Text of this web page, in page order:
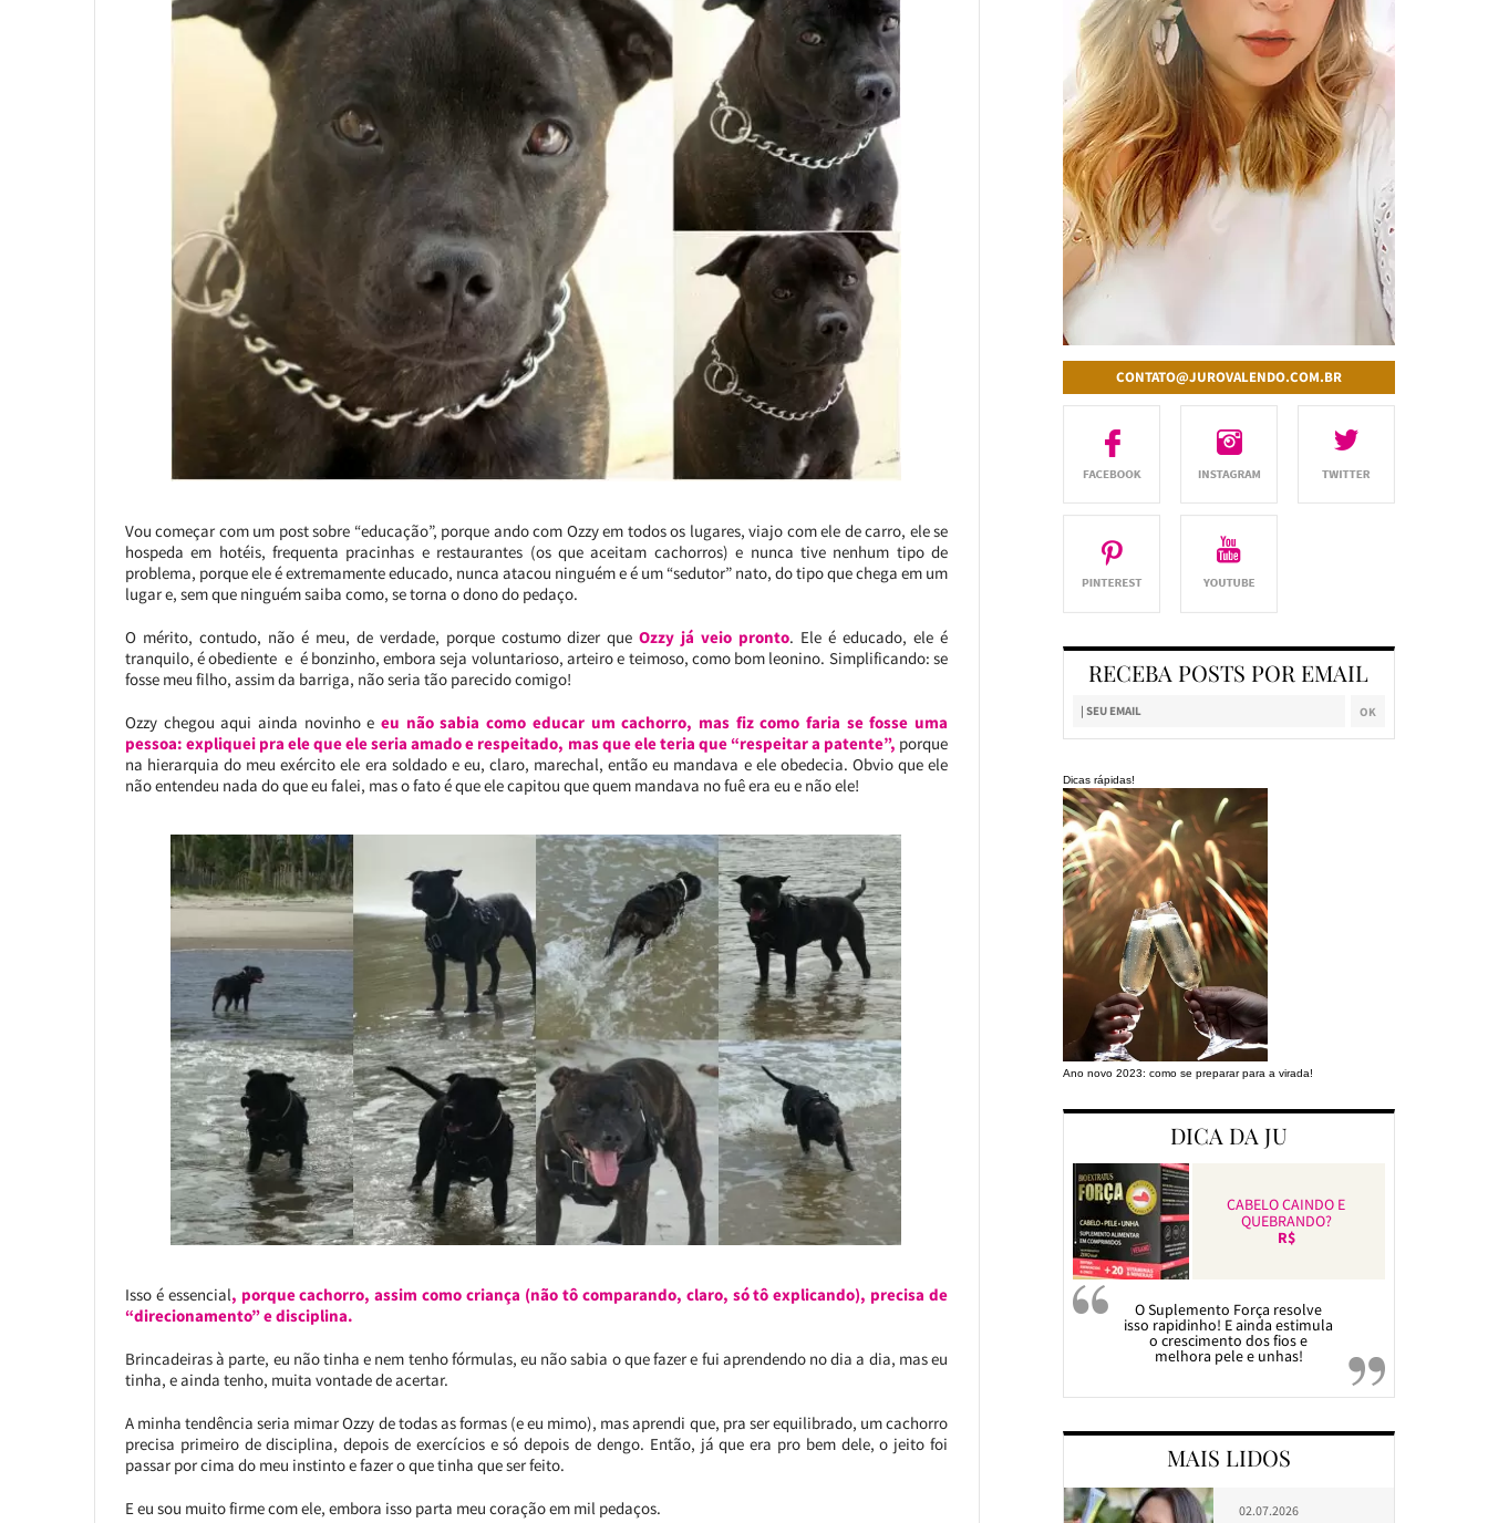
Vou começar com um post sobre “educação”, porque ando com Ozzy em todos os lugares, viajo com ele de carro, ele se
hospeda em hotéis, frequenta pracinhas e restaurantes (os que aceitam cachorros) e nunca tive nenhum tipo de
problema, porque ele é extremamente educado, nunca atacou ninguém e é um “sedutor” nato, do tipo que chega em um
lugar e, sem que ninguém saiba como, se torna o dono do pedaço.
O mérito, contudo, não é meu, de verdade, porque costumo dizer queOzzy já veio pronto. Ele é educado, ele é
tranquilo, é obediente e é bonzinho, embora seja voluntarioso, arteiro e teimoso, como bom leonino. Simplificando: se
fosse meu filho, assim da barriga, não seria tão parecido comigo!
Ozzy chegou aqui ainda novinho eeu não sabia como educar um cachorro, mas fiz como faria se fosse uma
pessoa: expliquei pra ele que ele seria amado e respeitado, mas que ele teria que “respeitar a patente”, porque
na hierarquia do meu exército ele era soldado e eu, claro, marechal, então eu mandava e ele obedecia. Obvio que ele
não entendeu nada do que eu falei, mas o fato é que ele capitou que quem mandava no fuê era eu e não ele!
Isso é essencial, porque cachorro, assim como criança (não tô comparando, claro, só tô explicando), precisa de
“direcionamento” e disciplina.
Brincadeiras à parte, eu não tinha e nem tenho fórmulas, eu não sabia o que fazer e fui aprendendo no dia a dia, mas eu
tinha, e ainda tenho, muita vontade de acertar.
A minha tendência seria mimar Ozzy de todas as formas (e eu mimo), mas aprendi que, pra ser equilibrado, um cachorro
precisa primeiro de disciplina, depois de exercícios e só depois de dengo. Então, já que era pro bem dele, o jeito foi
passar por cima do meu instinto e fazer o que tinha que ser feito.
E eu sou muito firme com ele, embora isso parta meu coração em mil pedaços.
CONTATO@JUROVALENDO.COM.BR
RECEBA POSTS POR EMAIL
Dicas rápidas!
Ano novo 2023: como se preparar para a virada!
DICA DA JU
CABELO CAINDO E
QUEBRANDO?
R$
O Suplemento Força resolve
isso rapidinho! E ainda estimula
o crescimento dos fios e
melhora pele e unhas!
MAIS LIDOS
02.07.2026